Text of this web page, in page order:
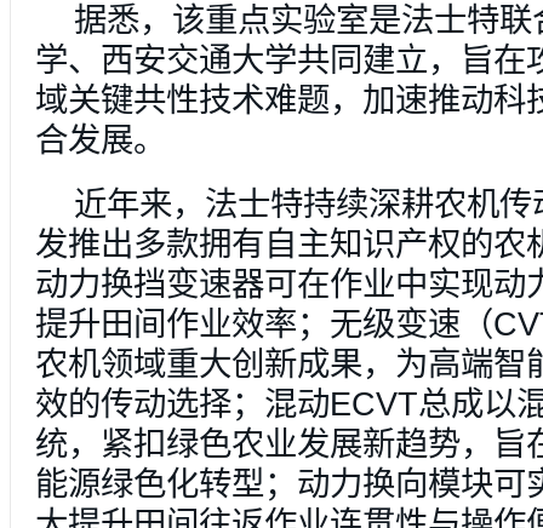
据悉，该重点实验室是法士特
学、西安交通大学共同建立，旨在
域关键共性技术难题，加速推动科
合发展。
近年来，法士特持续深耕农机
发推出多款拥有自主知识产权的农
动力换挡变速器可在作业中实现动
提升田间作业效率；无级变速（
农机领域重大创新成果，为高端智
效的传动选择；混动ECVT总成以
统，紧扣绿色农业发展新趋势，旨
能源绿色化转型；动力换向模块可